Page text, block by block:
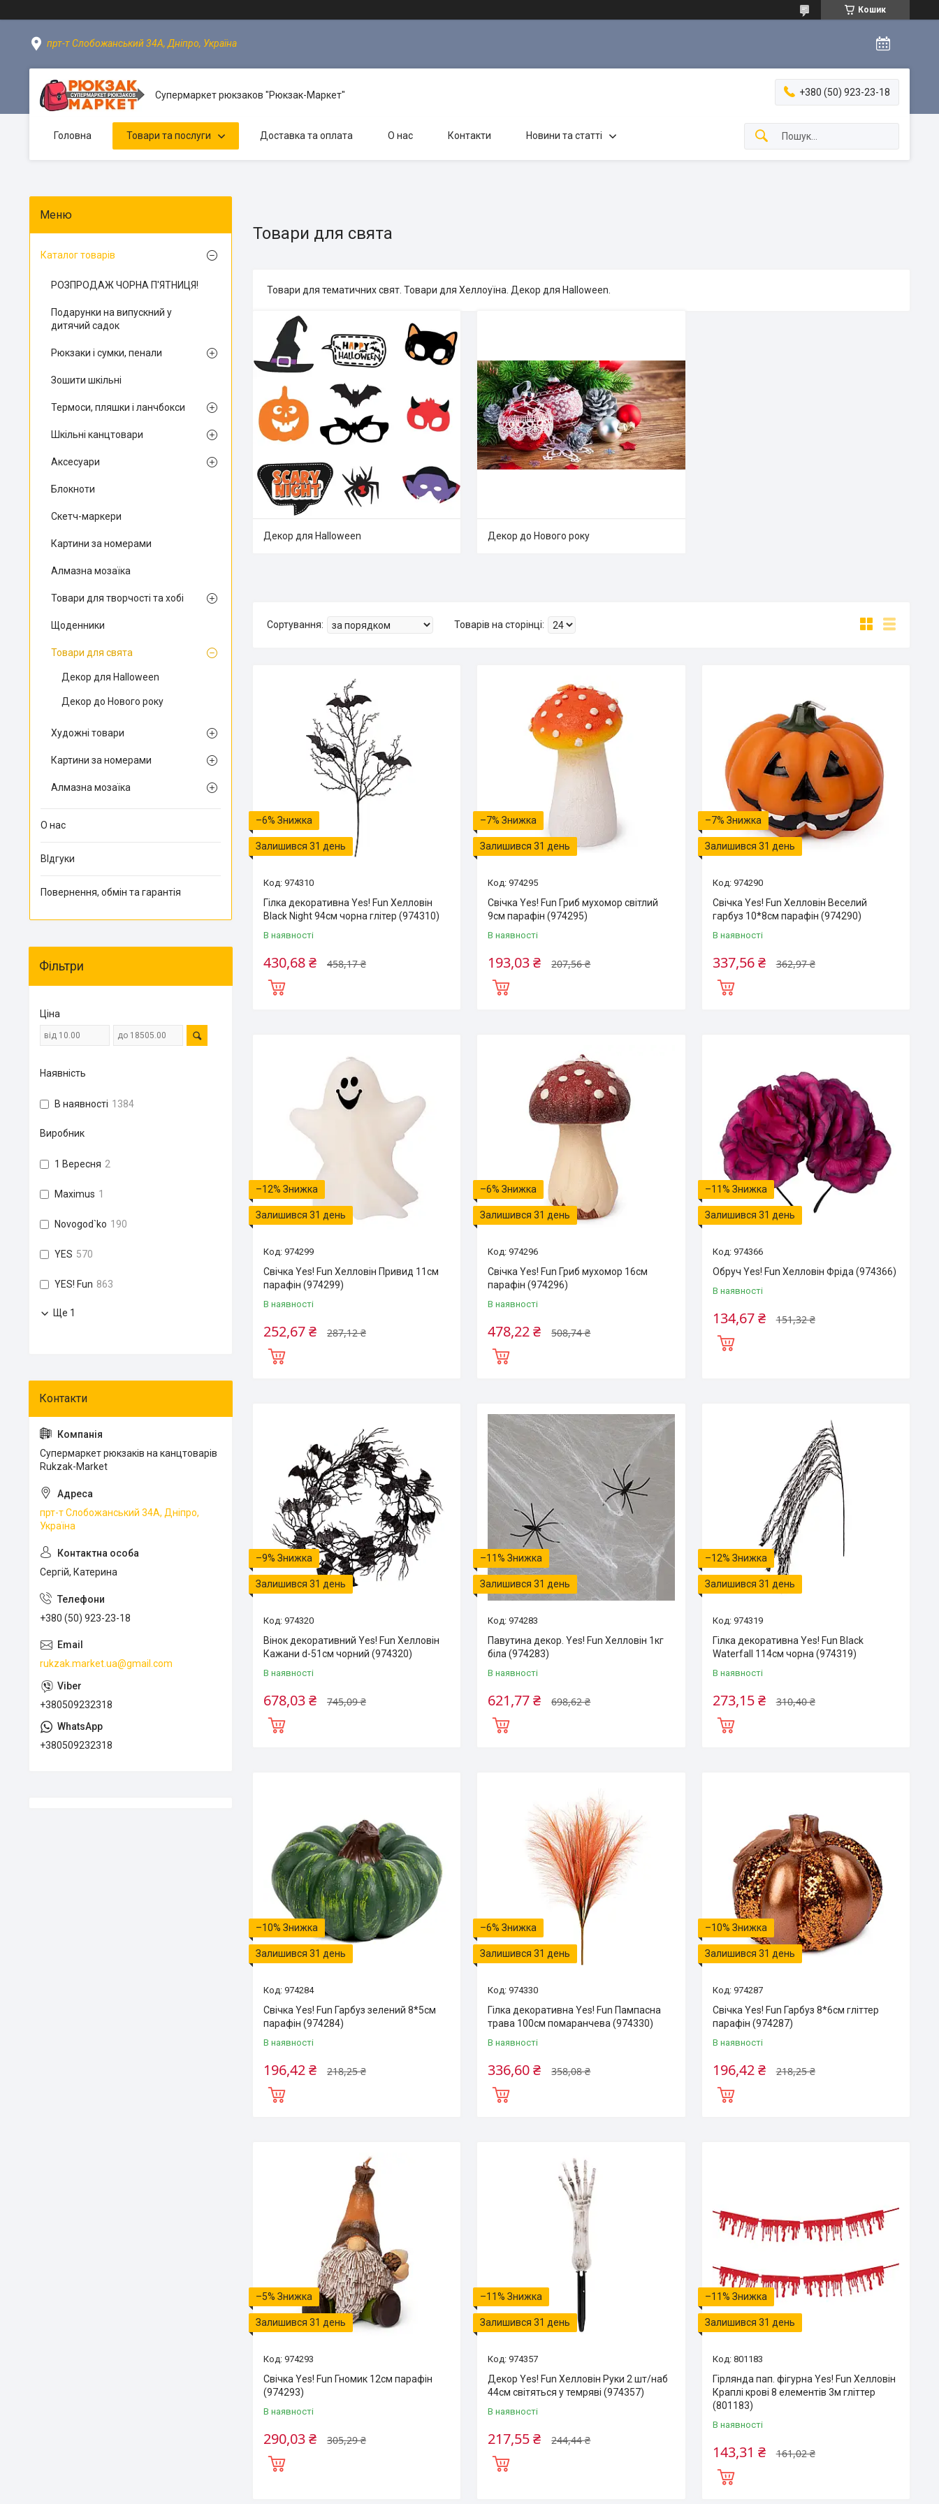
Кошик
прт-т Слобожанський 34А, Дніпро, Україна
Супермаркет рюкзаков "Рюкзак-Маркет" +380 (50) 923-23-18
Головна Товари та послуги Доставка та оплата О нас Контакти Новини та статті
Товари для свята
Товари для тематичних свят. Товари для Хеллоуїна. Декор для Halloween.
Декор для Halloween Декор до Нового року
–6%
Залишився 31 день
974310
Гілка декоративна Yes! Fun Хелловін
Black Night 94см чорна глітер (974310)
В наявності
458,17 ₴
430,68 ₴
–7%
Залишився 31 день
974295
Свічка Yes! Fun Гриб мухомор світлий
9см парафін (974295)
В наявності
207,56 ₴
193,03 ₴
–7%
Залишився 31 день
974290
Свічка Yes! Fun Хелловін Веселий
гарбуз 10*8см парафін (974290)
В наявності
362,97 ₴
337,56 ₴
–12%
Залишився 31 день
974299
Свічка Yes! Fun Хелловін Привид 11см
парафін (974299)
В наявності
287,12 ₴
252,67 ₴
–6%
Залишився 31 день
974296
Свічка Yes! Fun Гриб мухомор 16см
парафін (974296)
В наявності
508,74 ₴
478,22 ₴
–11%
Залишився 31 день
974366
Обруч Yes! Fun Хелловін Фріда (974366)
В наявності
151,32 ₴
134,67 ₴
–9%
Залишився 31 день
974320
Вінок декоративний Yes! Fun Хелловін
Кажани d-51см чорний (974320)
В наявності
745,09 ₴
678,03 ₴
–11%
Залишився 31 день
974283
Павутина декор. Yes! Fun Хелловін 1кг
біла (974283)
В наявності
698,62 ₴
621,77 ₴
–12%
Залишився 31 день
974319
Гілка декоративна Yes! Fun Black
Waterfall 114см чорна (974319)
В наявності
310,40 ₴
273,15 ₴
–10%
Залишився 31 день
974284
Свічка Yes! Fun Гарбуз зелений 8*5см
парафін (974284)
В наявності
218,25 ₴
196,42 ₴
–6%
Залишився 31 день
974330
Гілка декоративна Yes! Fun Пампасна
трава 100см помаранчева (974330)
В наявності
358,08 ₴
336,60 ₴
–10%
Залишився 31 день
974287
Свічка Yes! Fun Гарбуз 8*6см гліттер
парафін (974287)
В наявності
218,25 ₴
196,42 ₴
–5%
Залишився 31 день
974293
Свічка Yes! Fun Гномик 12см парафін
(974293)
В наявності
305,29 ₴
290,03 ₴
–11%
Залишився 31 день
974357
Декор Yes! Fun Хелловін Руки 2 шт/наб
44см світяться у темряві (974357)
В наявності
244,44 ₴
217,55 ₴
–11%
Залишився 31 день
801183
Гірлянда пап. фігурна Yes! Fun Хелловін
Краплі крові 8 елементів 3м гліттер
(801183)
В наявності
161,02 ₴
143,31 ₴
Каталог товарів
РОЗПРОДАЖ ЧОРНА П'ЯТНИЦЯ!
Подарунки на випускний у
дитячий садок
Рюкзаки і сумки, пенали
Зошити шкільні
Термоси, пляшки і ланчбокси
Шкільні канцтовари
Аксесуари
Блокноти
Скетч-маркери
Картини за номерами
Алмазна мозаїка
Товари для творчості та хобі
Щоденники
Товари для свята
Декор для Halloween
Декор до Нового року
Художні товари
Картини за номерами
Алмазна мозаїка
О нас
ВІдгуки
Повернення, обмін та гарантія
Фільтри
Ціна
Наявність
В наявності 1384
Виробник
1 Вересня 2
Maximus 1
Novogod`ko 190
YES 570
YES! Fun 863
Ще 1
Супермаркет рюкзаків на канцтоварів
Rukzak-Market
прт-т Слобожанський 34А, Дніпро,
Україна
Сергій, Катерина
+380 (50) 923-23-18
rukzak.market.ua@gmail.com
+380509232318
+380509232318